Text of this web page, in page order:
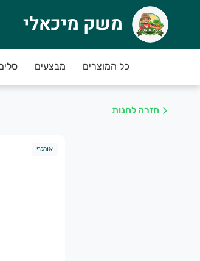
משק מיכאלי
משק מיכאלי - מהשדה עד הבית
ולדעת בלב שלם שקבלת תוצרת
משק מיכאלי מזמין אותך להצטרף לתכנית המנויים, ללא
משק מיכאלי
כל המוצרים מבצעים
חזרה לחנות
אורגני